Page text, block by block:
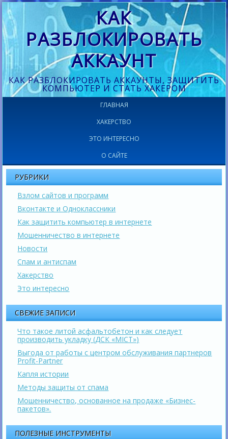
КАК
РАЗБЛОКИРОВАТЬ
АККАУНТ
КАК РАЗБЛОКИРОВАТЬ АККАУНТЫ, ЗАЩИТИТЬ
КОМПЬЮТЕР И СТАТЬ ХАКЕРОМ
ГЛАВНАЯ
ХАКЕРСТВО
ЭТО ИНТЕРЕСНО
О САЙТЕ
РУБРИКИ
Взлом сайтов и программ
Вконтакте и Одноклассники
Как защитить компьютер в интернете
Мошенничество в интернете
Новости
Спам и антиспам
Хакерство
Это интересно
СВЕЖИЕ ЗАПИСИ
Что такое литой асфальтобетон и как следует
производить укладку (ДСК «МІСТ»)
Выгода от работы с центром обслуживания партнеров
Profit-Partner
Капля истории
Методы защиты от спама
Мошенничество, основанное на продаже «Бизнес-
пакетов».
ПОЛЕЗНЫЕ ИНСТРУМЕНТЫ